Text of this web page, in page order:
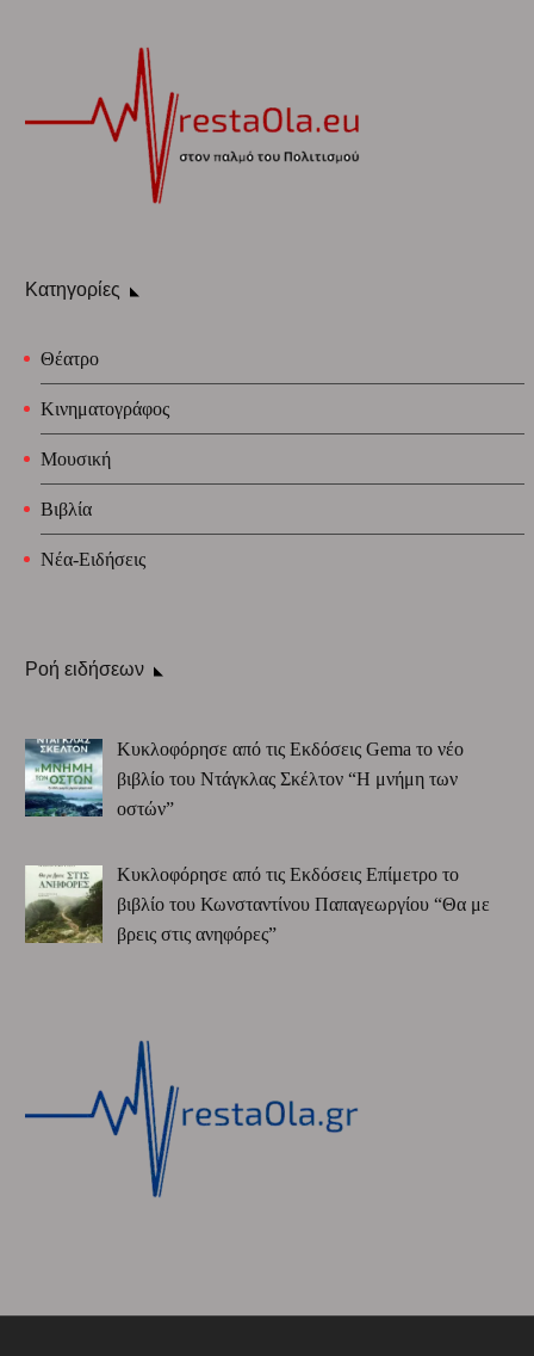
Κατηγορίες
Θέατρο
Κινηματογράφος
Μουσική
Βιβλία
Νέα-Ειδήσεις
Ροή ειδήσεων
Κυκλοφόρησε από τις Εκδόσεις Gema το νέο
βιβλίο του Ντάγκλας Σκέλτον “Η μνήμη των
οστών”
Κυκλοφόρησε από τις Εκδόσεις Επίμετρο το
βιβλίο του Κωνσταντίνου Παπαγεωργίου “Θα με
βρεις στις ανηφόρες”